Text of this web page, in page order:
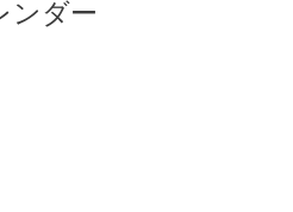
ンダー